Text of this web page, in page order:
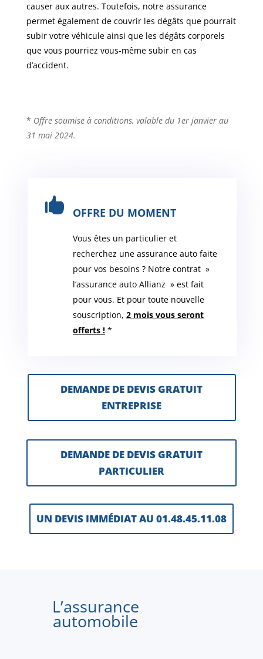
causer aux autres. Toutefois, notre assurance
permet également de couvrir les dégâts que pourrait
subir votre véhicule ainsi que les dégâts corporels
que vous pourriez vous-même subir en cas
d’accident.
* Offre soumise à conditions, valable du 1er janvier au
31 mai 2024.
 OFFRE DU MOMENT
Vous êtes un particulier et
recherchez une assurance auto faite
pour vos besoins ? Notre contrat »
l’assurance auto Allianz » est fait
pour vous. Et pour toute nouvelle
souscription, 2 mois vous seront
offerts !*
DEMANDE DE DEVIS GRATUIT
ENTREPRISE
DEMANDE DE DEVIS GRATUIT
PARTICULIER
UN DEVIS IMMÉDIAT AU 01.48.45.11.08
L’assurance
automobile